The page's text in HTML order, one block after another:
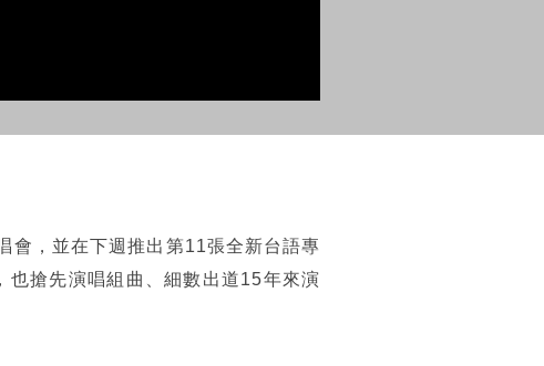
會，並在下週推出第11張全新台語專
搶先演唱組曲、細數出道15年來演